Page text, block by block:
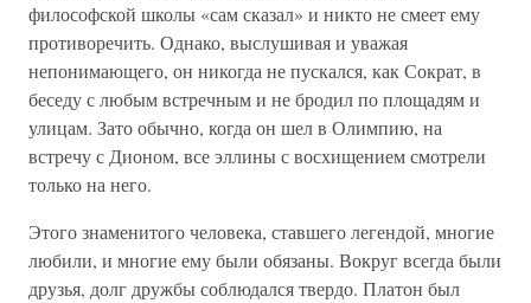
философской школы «сам сказал» и никто не смеет ему
противоречить. Однако, выслушивая и уважая
непонимающего, он никогда не пускался, как Сократ, в
беседу с любым встречным и не бродил по площадям и
улицам. Зато обычно, когда он шел в Олимпию, на
встречу с Дионом, все эллины с восхищением смотрели
только на него.
Этого знаменитого человека, ставшего легендой, многие
любили, и многие ему были обязаны. Вокруг всегда были
друзья, долг дружбы соблюдался твердо. Платон был